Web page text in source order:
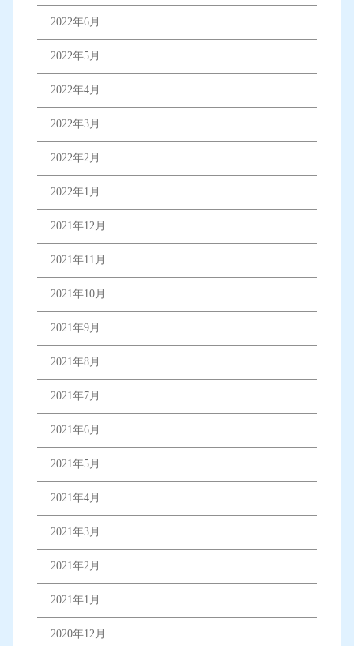
2022年6月
2022年5月
2022年4月
2022年3月
2022年2月
2022年1月
2021年12月
2021年11月
2021年10月
2021年9月
2021年8月
2021年7月
2021年6月
2021年5月
2021年4月
2021年3月
2021年2月
2021年1月
2020年12月